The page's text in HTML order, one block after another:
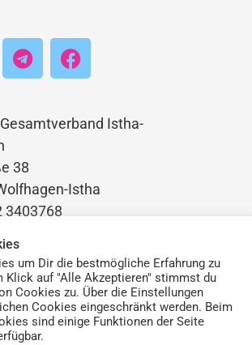
Istha-
38
Istha
3403768
| Datenschutz
um Dir die bestmögliche Erfahrung zu
Klick auf "Alle Akzeptieren" stimmst du
Cookies zu. Über die Einstellungen
Cookies eingeschränkt werden. Beim
sind einige Funktionen der Seite